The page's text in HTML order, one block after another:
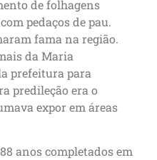
de folhagens
pedaços de pau.
fama na região.
da Maria
prefeitura para
predileção era o
expor em áreas
anos completados em